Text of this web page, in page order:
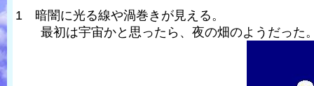
1 暗闇に光る線や渦巻きが見える。
最初は宇宙かと思ったら、夜の畑のようだった